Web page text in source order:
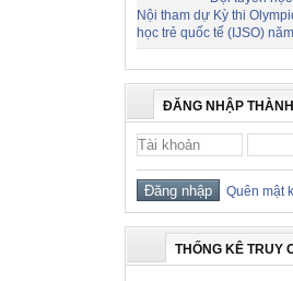
Nội tham dự Kỳ thi
học trẻ quốc tế (IJSO)
ĐĂNG NHẬP
Quên mật
THỐNG KÊ TRUY